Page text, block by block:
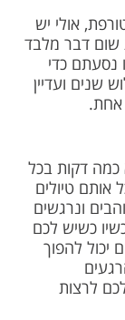
בענק
תמונות
מוצרים
אודות
משלוחים
אולי יש
שום דבר מלבד
נסעתם כדי
שנים ועדיין
אחת.
כמה דקות בכל
אותם טיולים
ונרגשים
כשיש לכם
יכול להפוך
לרצות